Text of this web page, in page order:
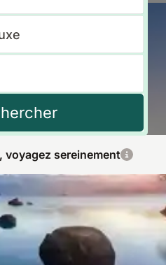
voyagez sereinement
de rêve